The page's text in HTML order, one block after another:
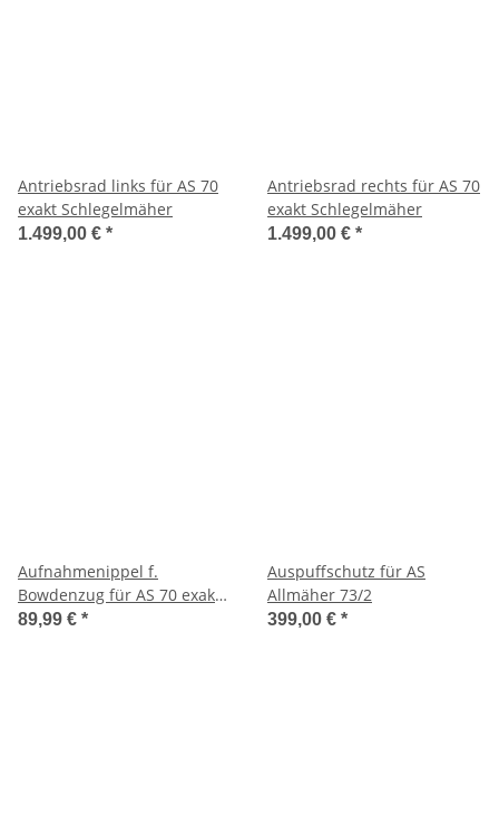
Antriebsrad links für AS 70
exakt Schlegelmäher
1.499,00 € *
Antriebsrad rechts für AS 70
exakt Schlegelmäher
1.499,00 € *
Aufnahmenippel f.
Bowdenzug für AS 70 exakt
Schlegelmäher
89,99 € *
Auspuffschutz für AS
Allmäher 73/2
399,00 € *